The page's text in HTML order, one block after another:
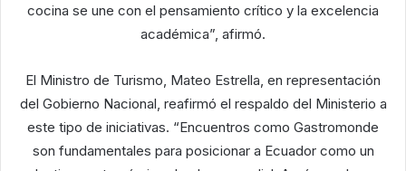
cocina se une con el pensamiento crítico y la excelencia
académica”, afirmó.
El Ministro de Turismo, Mateo Estrella, en representación
del Gobierno Nacional, reafirmó el respaldo del Ministerio a
este tipo de iniciativas. “Encuentros como Gastromonde
son fundamentales para posicionar a Ecuador como un